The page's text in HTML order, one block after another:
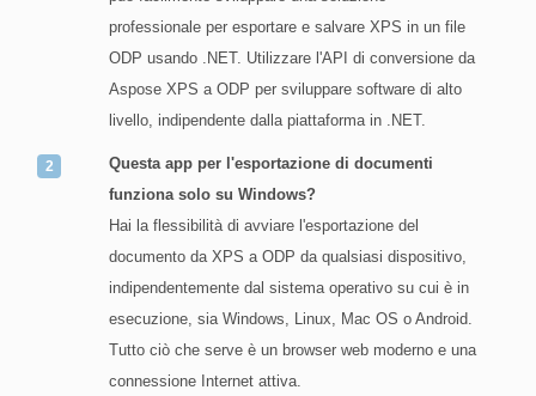
professionale per esportare e salvare XPS in un file
ODP usando .NET. Utilizzare l'API di conversione da
Aspose XPS a ODP per sviluppare software di alto
livello, indipendente dalla piattaforma in .NET.
Questa app per l'esportazione di documenti
funziona solo su Windows?
Hai la flessibilità di avviare l'esportazione del
documento da XPS a ODP da qualsiasi dispositivo,
indipendentemente dal sistema operativo su cui è in
esecuzione, sia Windows, Linux, Mac OS o Android.
Tutto ciò che serve è un browser web moderno e una
connessione Internet attiva.